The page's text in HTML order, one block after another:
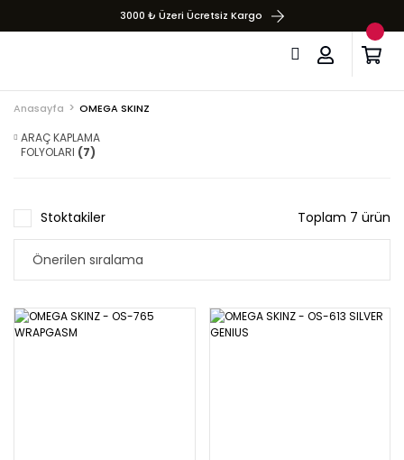
3000 ₺ Üzeri Ücretsiz Kargo
Anasayfa OMEGA SKINZ
ARAÇ KAPLAMA
FOLYOLARI (7)
Stoktakiler Toplam 7 ürün